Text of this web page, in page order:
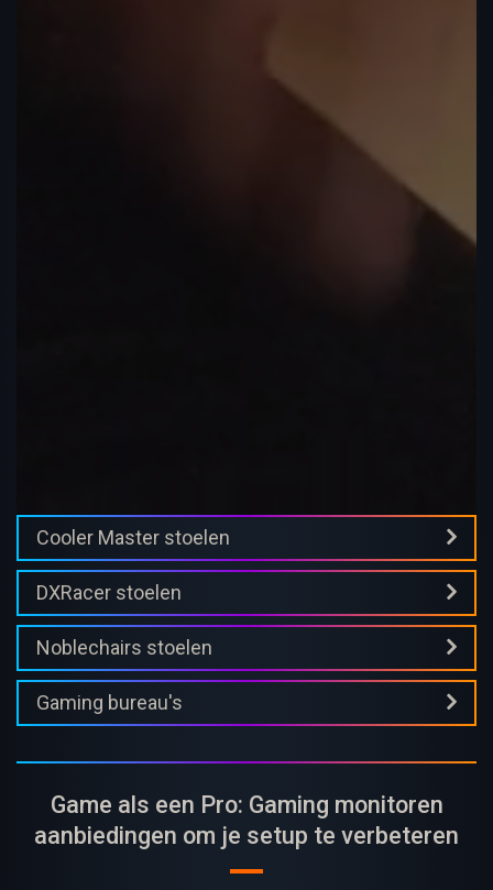
Cooler Master stoelen
DXRacer stoelen
Noblechairs stoelen
Gaming bureau's
Game als een Pro: Gaming monitoren
aanbiedingen om je setup te verbeteren